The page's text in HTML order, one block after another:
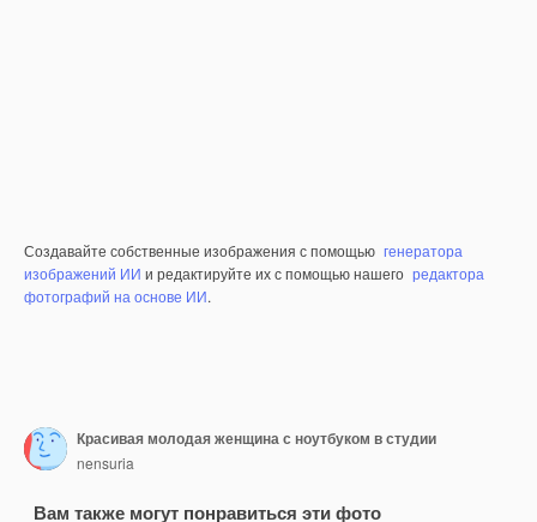
Создавайте собственные изображения с помощью генератора
изображений ИИ и редактируйте их с помощью нашего редактора
фотографий на основе ИИ.
Красивая молодая женщина с ноутбуком в студии
nensuria
Вам также могут понравиться эти фото